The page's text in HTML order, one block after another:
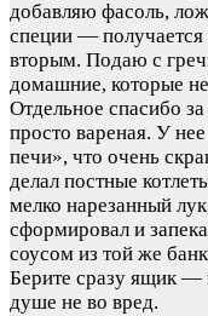
добавляю фасоль,
специи —
вторым. Подаю с
домашние, которые
Отдельное спасибо
просто вареная. У
печи», что очень
делал постные
мелко нарезанный
сформировал и
соусом из той же
Берите сразу ящик —
душе не во вред.